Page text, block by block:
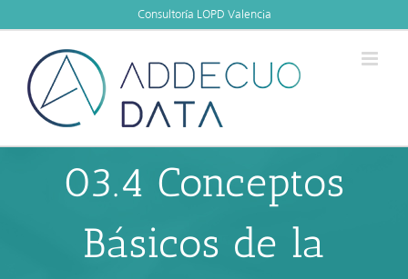
content
Consultoría LOPD Valencia
03.4 Conceptos
Básicos de la